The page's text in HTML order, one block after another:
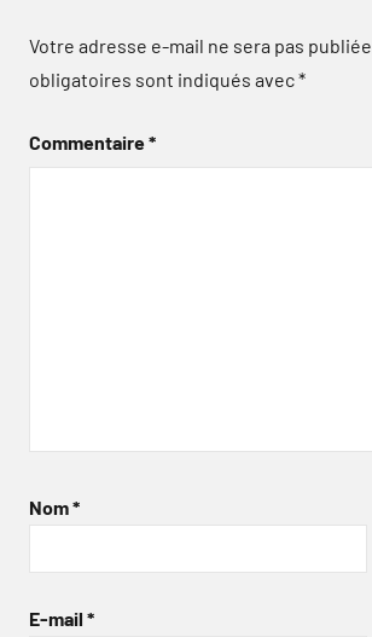
Votre adresse e-mail ne sera pas publiée.
obligatoires sont indiqués avec*
Commentaire*
Nom*
E-mail *